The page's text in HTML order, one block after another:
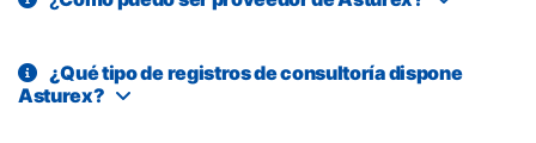
¿Qué tipo de registros de consultoría dispone
Asturex?